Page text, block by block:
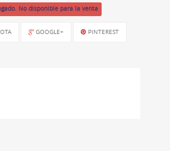
No disponible para la venta
GOOGLE+ PINTEREST